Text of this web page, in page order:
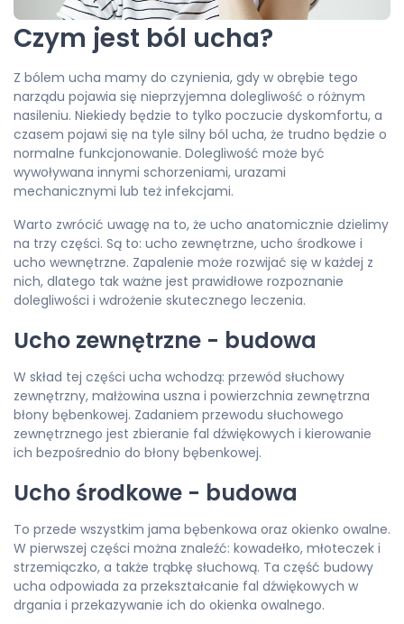
Czym jest ból ucha?
Z bólem ucha mamy do czynienia, gdy w obrębie tego
narządu pojawia się nieprzyjemna dolegliwość o różnym
nasileniu. Niekiedy będzie to tylko poczucie dyskomfortu, a
czasem pojawi się na tyle silny ból ucha, że trudno będzie o
normalne funkcjonowanie. Dolegliwość może być
wywoływana innymi schorzeniami, urazami
mechanicznymi lub też infekcjami.
Warto zwrócić uwagę na to, że ucho anatomicznie dzielimy
na trzy części. Są to: ucho zewnętrzne, ucho środkowe i
ucho wewnętrzne. Zapalenie może rozwijać się w każdej z
nich, dlatego tak ważne jest prawidłowe rozpoznanie
dolegliwości i wdrożenie skutecznego leczenia.
Ucho zewnętrzne - budowa
W skład tej części ucha wchodzą: przewód słuchowy
zewnętrzny, małżowina uszna i powierzchnia zewnętrzna
błony bębenkowej. Zadaniem przewodu słuchowego
zewnętrznego jest zbieranie fal dźwiękowych i kierowanie
ich bezpośrednio do błony bębenkowej.
Ucho środkowe - budowa
To przede wszystkim jama bębenkowa oraz okienko owalne.
W pierwszej części można znaleźć: kowadełko, młoteczek i
strzemiączko, a także trąbkę słuchową. Ta część budowy
ucha odpowiada za przekształcanie fal dźwiękowych w
drgania i przekazywanie ich do okienka owalnego.